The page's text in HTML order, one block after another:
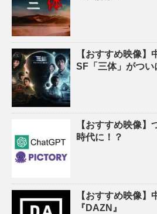
【おすすめ映像】
SF「三体」がつい
【おすすめ映像
時代に！？
【おすすめ映像】
『DAZN』